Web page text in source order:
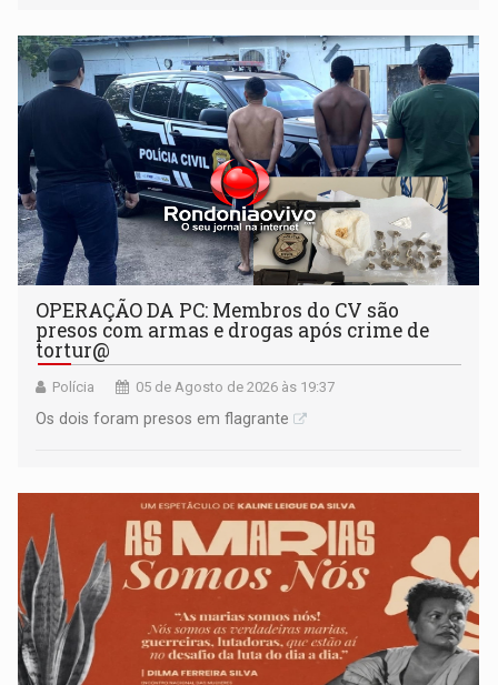
OPERAÇÃO DA PC: Membros do CV são
presos com armas e drogas após crime de
tortur@
Polícia 05 de Agosto de 2026 às 19:37
Os dois foram presos em flagrante